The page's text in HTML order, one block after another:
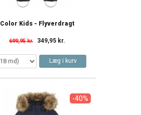
Color Kids - Flyverdragt
699,95 kr. 349,95 kr.
Læg i kurv
-40%